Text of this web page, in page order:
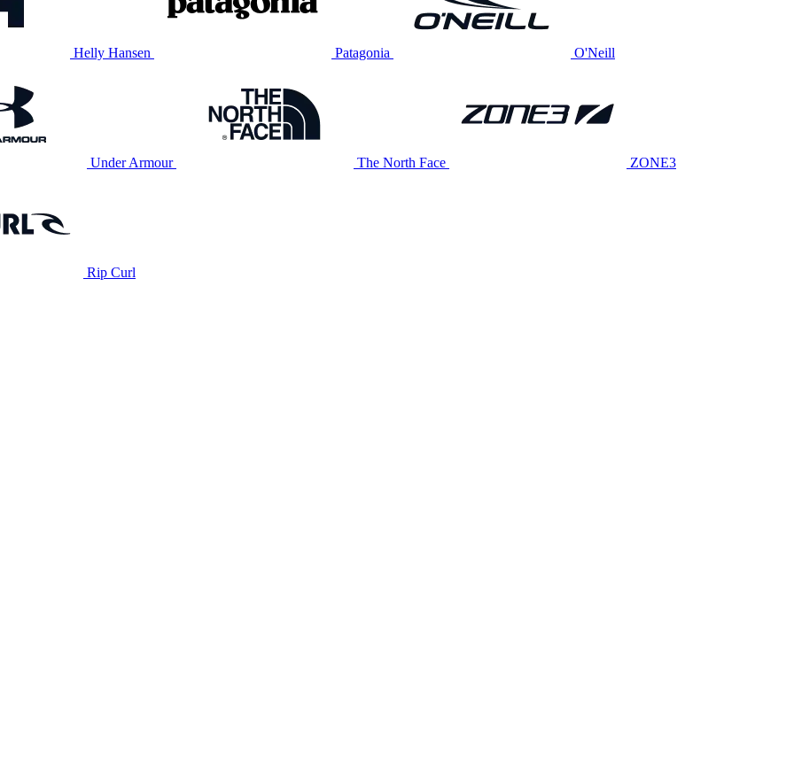
Helly Hansen Patagonia O'Neill
Under Armour The North Face ZONE3
Rip Curl